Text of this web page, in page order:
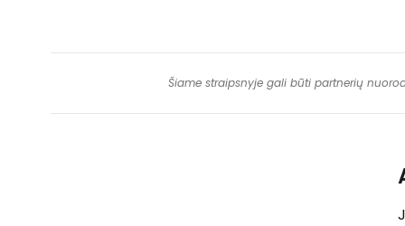
Šiame straipsnyje gali būti partnerių